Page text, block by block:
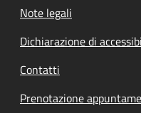
Note legali
Dichiarazione di
Contatti
Prenotazione